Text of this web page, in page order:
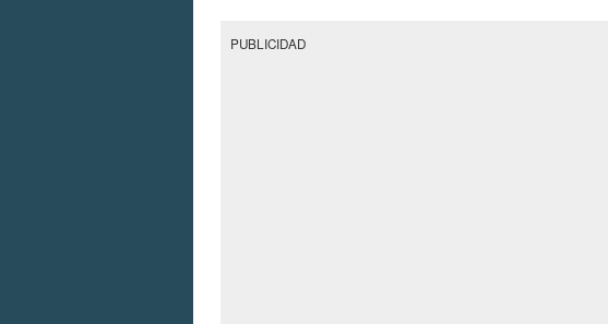
PUBLICIDAD